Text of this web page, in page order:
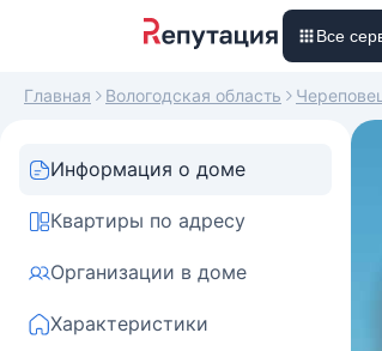
Все
Главная Вологодская область
Информация о доме
Квартиры по адресу
Организации в доме
Характеристики